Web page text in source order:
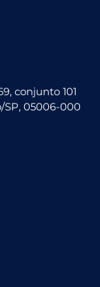
conjunto 101
SP, 05006-000